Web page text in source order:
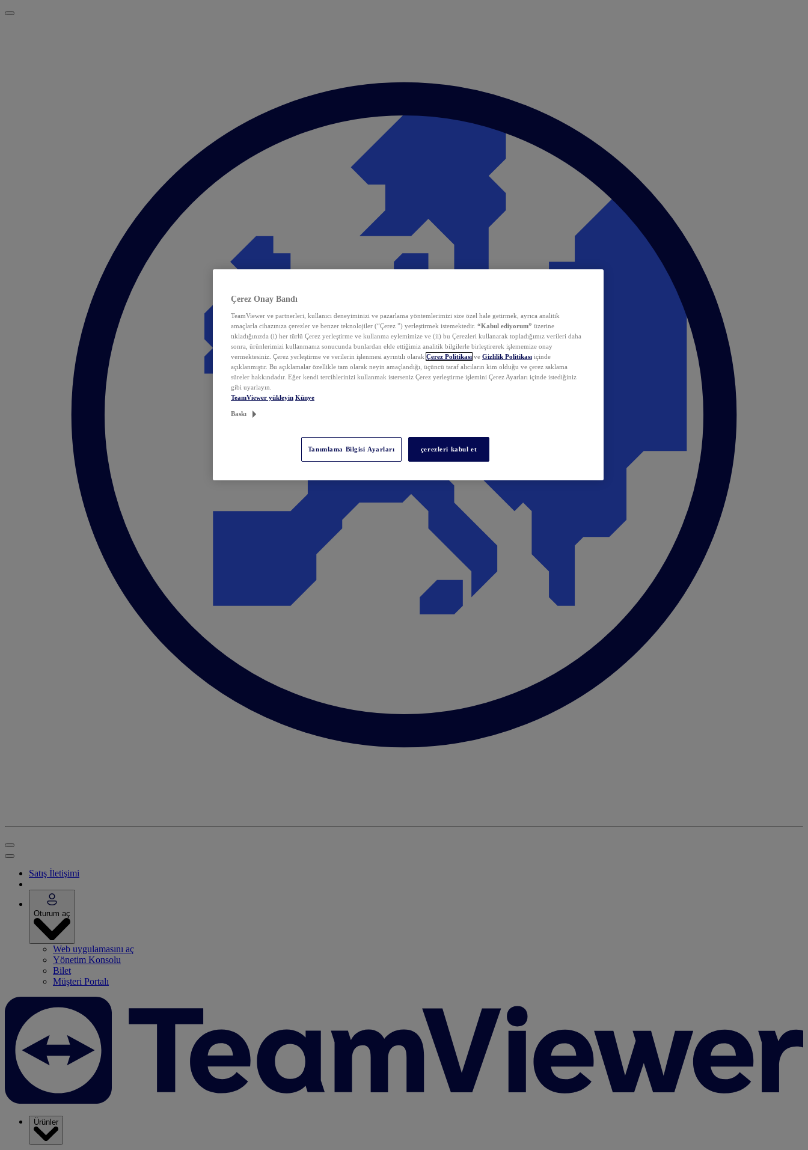
Satış İletişimi
Oturum aç
Web uygulamasını aç
Yönetim Konsolu
Bilet
Müşteri Portalı
Ürünler
Çerez Onay Bandı
TeamViewer ve partnerleri, kullanıcı deneyiminizi ve pazarlama yöntemlerimizi size özel hale getirmek, ayrıca analitik
amaçlarla cihazınıza çerezler ve benzer teknolojiler (“Çerez ”) yerleştirmek istemektedir. “Kabul ediyorum” üzerine
tıkladığınızda (i) her türlü Çerez yerleştirme ve kullanma eylemimize ve (ii) bu Çerezleri kullanarak topladığımız verileri daha
sonra, ürünlerimizi kullanmanız sonucunda bunlardan elde ettiğimiz analitik bilgilerle birleştirerek işlememize onay
vermektesiniz. Çerez yerleştirme ve verilerin işlenmesi ayrıntılı olarak Çerez Politikası ve Gizlilik Politikası içinde
açıklanmıştır. Bu açıklamalar özellikle tam olarak neyin amaçlandığı, üçüncü taraf alıcıların kim olduğu ve çerez saklama
süreler hakkındadır. Eğer kendi tercihlerinizi kullanmak isterseniz Çerez yerleştirme işlemini Çerez Ayarları içinde istediğiniz
gibi uyarlayın.
TeamViewer yükleyin Künye
Baskı
Tanımlama Bilgisi Ayarları çerezleri kabul et